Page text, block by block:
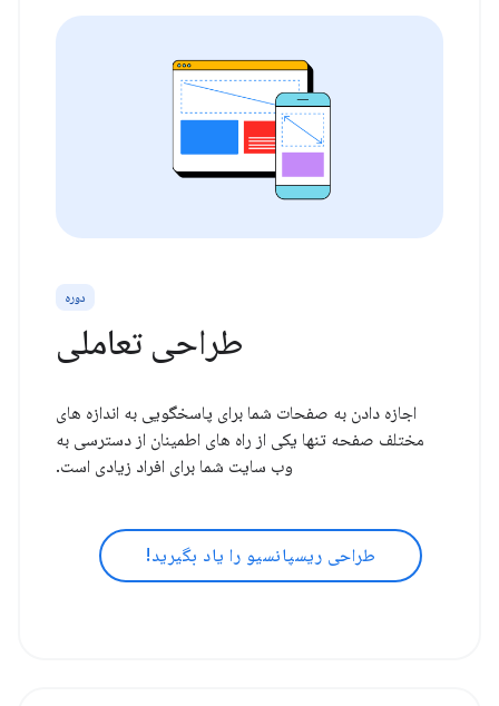
دوره
طراحی تعاملی
اجازه دادن به صفحات شما برای پاسخگویی به اندازه های
مختلف صفحه تنها یکی از راه های اطمینان از دسترسی به
وب سایت شما برای افراد زیادی است.
طراحی ریسپانسیو را یاد بگیرید!